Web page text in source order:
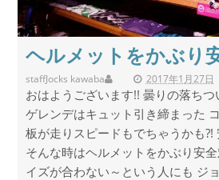
ヘルメットをかぶり
staff 2017年1月27日
Jocks kawaba
おはようございます!! 曇りの落ちつ
ゲレンデはキュット引き締まった
板が走りスピードもでちゃうかも?!
そんな時はヘルメットをかぶり安
イズが合わない～という人にも ジ